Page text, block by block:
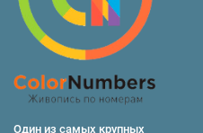
Один из самых крупных